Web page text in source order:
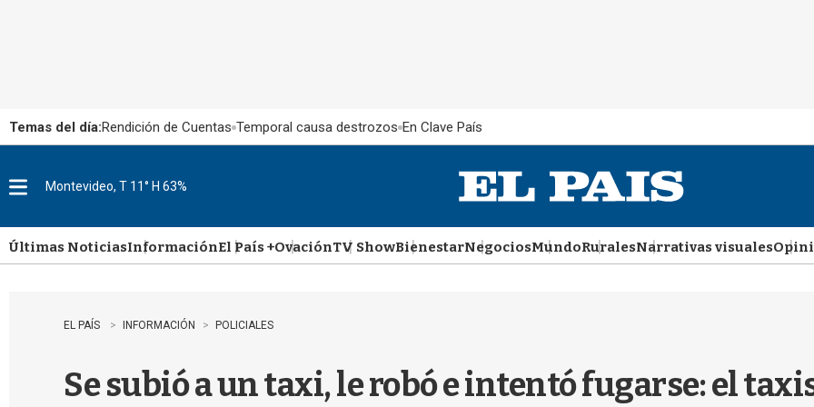
Temas del día:Rendición de Cuentas Temporal causa destrozos En Clave País
u
Montevideo, T 11° H 63%
Últimas NoticiasInformaciónEl País +OvaciónTV ShowBienestarNegociosMundoRuralesNarrativas visuales
EL PAÍS INFORMACIÓN POLICIALES
Se subió a un taxi, le robó e intentó fugarse: el